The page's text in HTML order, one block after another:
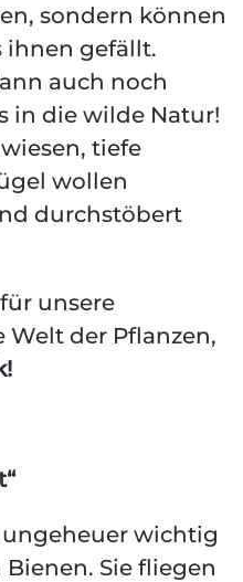
sondern können
ihnen gefällt.
auch noch
in die wilde Natur!
tiefe
wollen
durchstöbert
unsere
der Pflanzen,
wichtig
Sie fliegen